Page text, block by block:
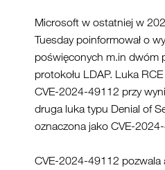
Microsoft w ostatniej w
Tuesday poinformował o
poświęconych m.in dwóm
protokołu LDAP. Luka
CVE-2024-49112 przy
druga luka typu Denial of
oznaczona jako CVE-
CVE-2024-49112 pozwala